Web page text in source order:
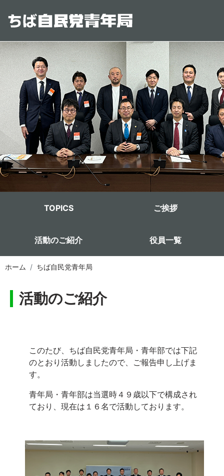
TOPICS ご挨拶
活動のご紹介 役員一覧
ホーム ちば自民党青年局
活動のご紹介
このたび、ちば自民党青年局・青年部では下記
のとおり活動しましたので、ご報告申し上げま
す。
青年局・青年部は当選時４９歳以下で構成され
ており、現在は１６名で活動しております。